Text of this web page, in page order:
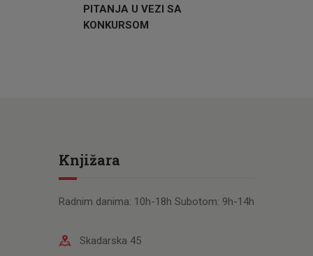
PITANJA U VEZI SA
KONKURSOM
Knjižara
Radnim danima: 10h-18h Subotom: 9h-14h
Skadarska 45